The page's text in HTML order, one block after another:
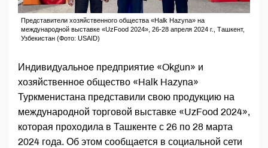
Представители хозяйственного общества «Halk Hazyna» на
международной выставке «UzFood 2024», 26-28 апреля 2024 г., Ташкент,
Узбекистан (Фото: USAID)
Индивидуальное предприятие «Okgun» и
хозяйственное общество «Halk Hazyna»
Туркменистана представили свою продукцию на
международной торговой выставке «UzFood 2024»,
которая проходила в Ташкенте с 26 по 28 марта
2024 года. Об этом сообщается в социальной сети